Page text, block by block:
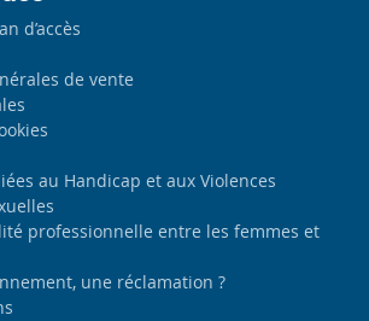
d’accès
de vente
au Handicap et aux Violences
professionnelle entre les femmes et
une réclamation ?